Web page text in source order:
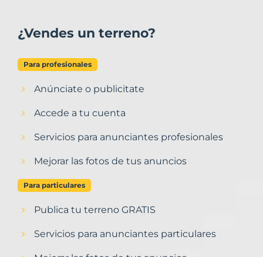
¿Vendes un terreno?
Para profesionales
Anúnciate o publicitate
Accede a tu cuenta
Servicios para anunciantes profesionales
Mejorar las fotos de tus anuncios
Para particulares
Publica tu terreno GRATIS
Servicios para anunciantes particulares